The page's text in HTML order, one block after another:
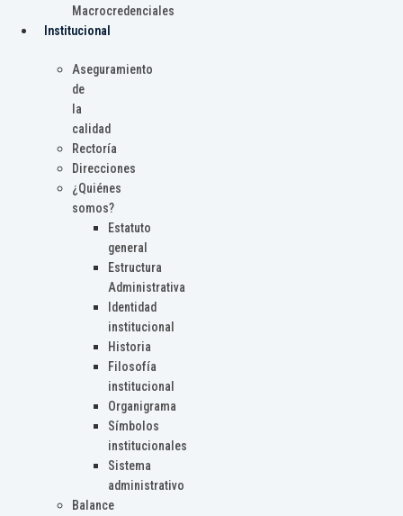
Macrocredenciales
Institucional
Aseguramiento
de
la
calidad
Rectoría
Direcciones
¿Quiénes
somos?
Estatuto
general
Estructura
Administrativa
Identidad
institucional
Historia
Filosofía
institucional
Organigrama
Símbolos
institucionales
Sistema
administrativo
Balance